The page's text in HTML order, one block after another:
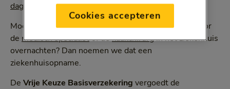
dagopname
. U kunt dan dezelfde dag weer naar huis.
Moet u voor uitgebreid onderzoek of behandeling door
de medisch specialistof dekaakchirurgin het ziekenhuis
overnachten? Dan noemen we dat een
ziekenhuisopname.
De Vrije Keuze Basisverzekering vergoedt de
Cookies accepteren